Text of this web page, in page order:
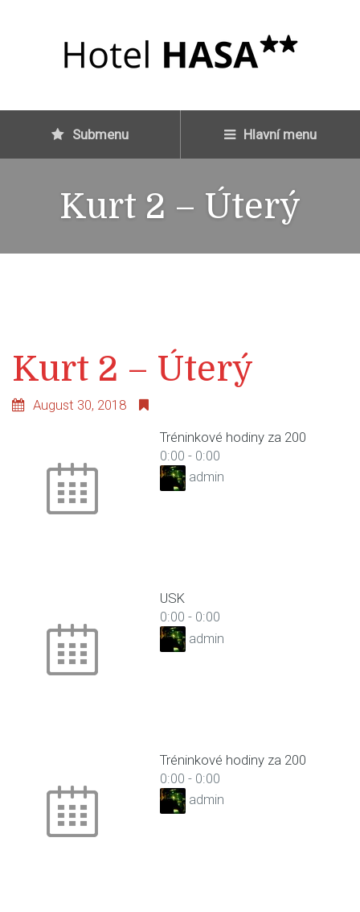
Submenu Hlavní menu
Kurt 2 – Úterý
Kurt 2 – Úterý
August 30, 2018
Tréninkové hodiny za 200
0:00 - 0:00
admin
USK
0:00 - 0:00
admin
Tréninkové hodiny za 200
0:00 - 0:00
admin